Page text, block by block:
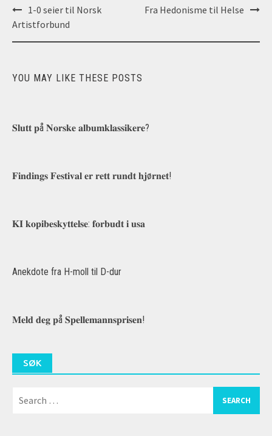
Post
navigation
1-0 seier til Norsk
Artistforbund
Fra Hedonisme til Helse
YOU MAY LIKE THESE POSTS
𝐒𝐥𝐮𝐭𝐭 𝐩å 𝐍𝐨𝐫𝐬𝐤𝐞 𝐚𝐥𝐛𝐮𝐦𝐤𝐥𝐚𝐬𝐬𝐢𝐤𝐞𝐫𝐞?
𝐅𝐢𝐧𝐝𝐢𝐧𝐠𝐬 𝐅𝐞𝐬𝐭𝐢𝐯𝐚𝐥 𝐞𝐫 𝐫𝐞𝐭𝐭 𝐫𝐮𝐧𝐝𝐭 𝐡𝐣ø𝐫𝐧𝐞𝐭!
𝐊𝐈 𝐤𝐨𝐩𝐢𝐛𝐞𝐬𝐤𝐲𝐭𝐭𝐞𝐥𝐬𝐞: 𝐟𝐨𝐫𝐛𝐮𝐝𝐭 𝐢 𝐮𝐬𝐚
Anekdote fra H-moll til D-dur
𝐌𝐞𝐥𝐝 𝐝𝐞𝐠 𝐩å 𝐒𝐩𝐞𝐥𝐥𝐞𝐦𝐚𝐧𝐧𝐬𝐩𝐫𝐢𝐬𝐞𝐧!
SØK
for: